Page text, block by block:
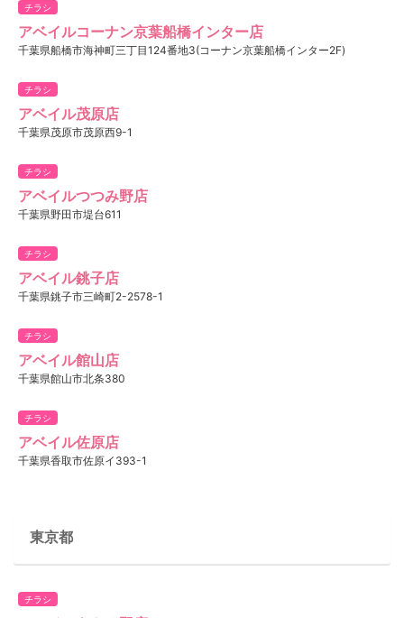
チラシ
アベイルコーナン京葉船橋インター店
千葉県船橋市海神町三丁目124番地3(コーナン京葉船橋インター2F)
チラシ
アベイル茂原店
千葉県茂原市茂原西9-1
チラシ
アベイルつつみ野店
千葉県野田市堤台611
チラシ
アベイル銚子店
千葉県銚子市三崎町2-2578-1
チラシ
アベイル館山店
千葉県館山市北条380
チラシ
アベイル佐原店
千葉県香取市佐原イ393-1
東京都
チラシ